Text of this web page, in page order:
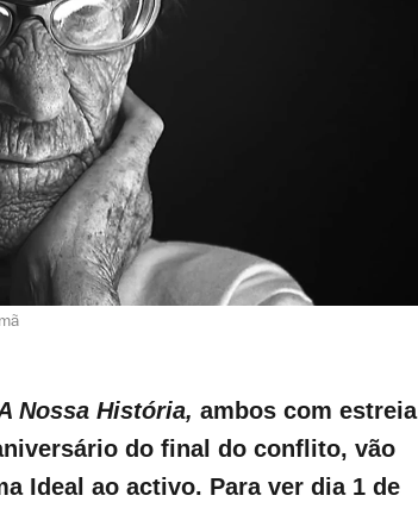
Nossa História, ambos com estreia
do final do conflito, vão
Ideal ao activo. Para ver dia 1 de